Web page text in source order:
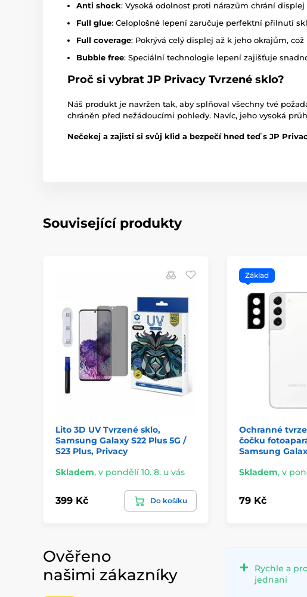
Anti shock: Vysoká odolnost proti nárazům chrání
Full glue: Celoplošné lepení zaručuje perfektní přilnutí
Full coverage: Pokrývá celý displej až k jeho okrajům,
Bubble free: Speciální technologie lepení zajišťuje
Proč si vybrat JP Privacy Tvrzené sklo?
Náš produkt je navržen tak, aby splňoval všechny tvé
chráněn před nežádoucími pohledy. Navíc, jeho vysoká
Nečekej a zajisti si svůj klid a bezpečí hned teď s JP
Související produkty
Lito 3D UV Tvrzené sklo,
Samsung Galaxy S22 Plus 5G /
S23 Plus, Privacy
Skladem, v pondělí 10. 8. u vás
399 Kč Do košíku
Základ
Ochranné
čočku
Samsung
Skladem, v
79 Kč
Ověřeno
našimi zákazníky
Rychle a
jednani